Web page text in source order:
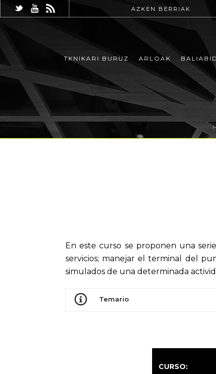
AZKEN BERRIAK
TKNIKARI BURUZ ARLOAK
En este curso se proponen una
servicios; manejar el terminal del
simulados de una determinada
Temario
CURSO: